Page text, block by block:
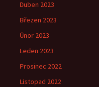
Duben 2023
Březen 2023
Únor 2023
Leden 2023
Prosinec 2022
Listopad 2022